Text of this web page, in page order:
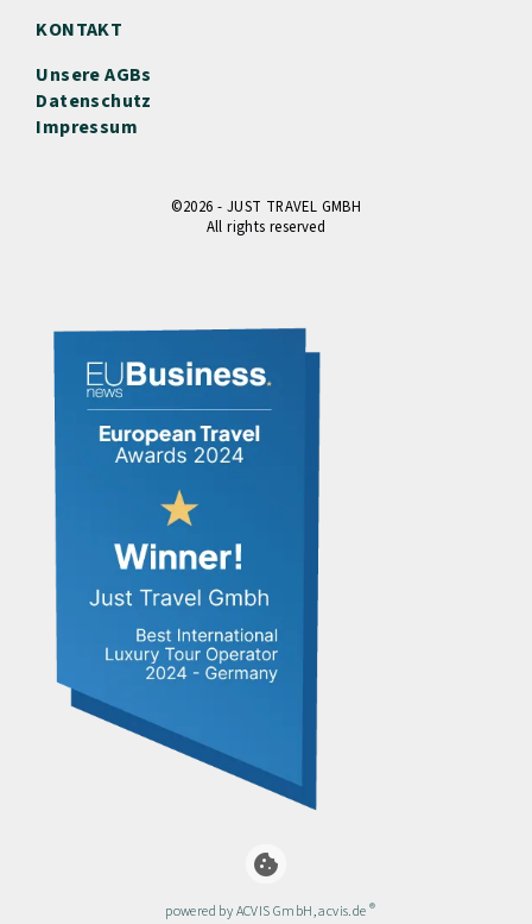
KONTAKT
Unsere AGBs
Datenschutz
Impressum
©2026 - JUST TRAVEL GMBH
All rights reserved
cookie
powered by ACVIS GmbH, acvis.de®